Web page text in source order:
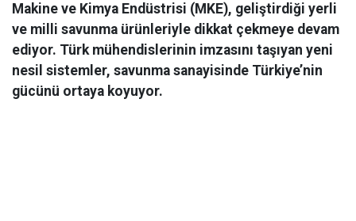
Makine ve Kimya Endüstrisi (MKE), geliştirdiği yerli
ve milli savunma ürünleriyle dikkat çekmeye devam
ediyor. Türk mühendislerinin imzasını taşıyan yeni
nesil sistemler, savunma sanayisinde Türkiye’nin
gücünü ortaya koyuyor.